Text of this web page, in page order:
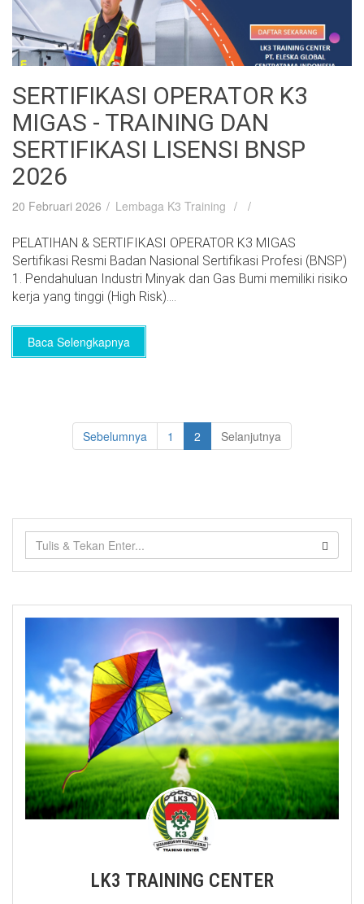
SERTIFIKASI OPERATOR K3
MIGAS - TRAINING DAN
SERTIFIKASI LISENSI BNSP
2026
20 Februari 2026 Lembaga K3 Training
PELATIHAN & SERTIFIKASI OPERATOR K3 MIGAS
Sertifikasi Resmi Badan Nasional Sertifikasi Profesi (BNSP)
1. Pendahuluan Industri Minyak dan Gas Bumi memiliki risiko
kerja yang tinggi (High Risk)....
Baca Selengkapnya
Sebelumnya 1 2 Selanjutnya
LK3 TRAINING CENTER